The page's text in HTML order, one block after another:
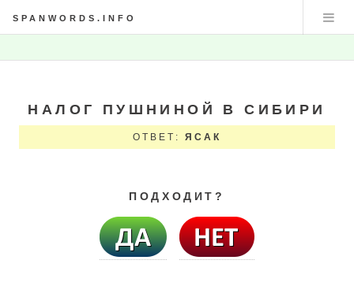
SPANWORDS.INFO
НАЛОГ ПУШНИНОЙ В СИБИРИ
ОТВЕТ:ЯСАК
ПОДХОДИТ?